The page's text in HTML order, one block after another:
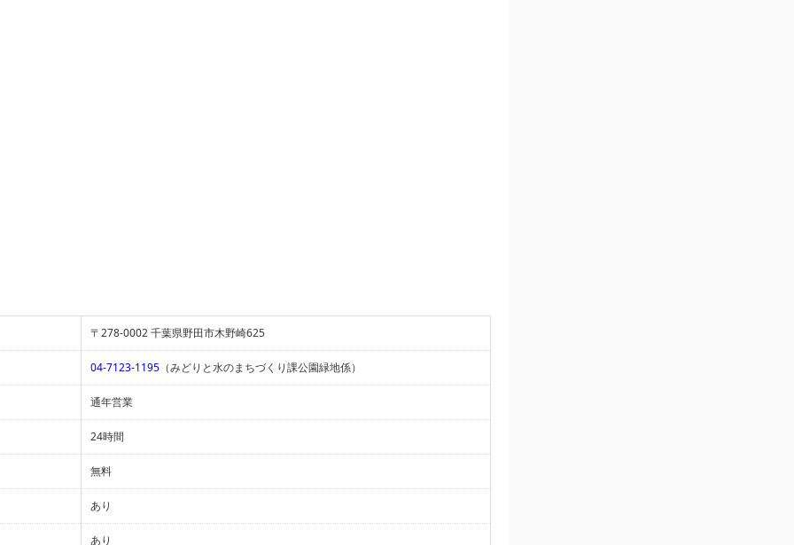
〒278-0002 千葉県野田市木野崎625
04-7123-1195 （みどりと水のまちづくり課公園緑地係）
通年営業
24時間
無料
あり
あり